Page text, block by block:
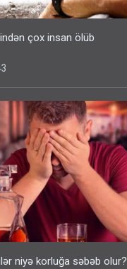
çox insan ölüb
niyə korluğa səbəb olur?